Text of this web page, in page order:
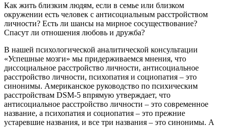
Как жить близким людям, если в семье или близком
окружении есть человек с антисоциальным расстройством
личности? Есть ли шансы на мирное сосуществование?
Спасут ли отношения любовь и дружба?
В нашей психологической аналитической консультации
«Успешные мозги» мы придерживаемся мнения, что
диссоциальное расстройство личности, антисоциальное
расстройство личности, психопатия и социопатия – это
синонимы. Американское руководство по психическим
расстройствам DSM-5 впрямую утверждает, что
антисоциальное расстройство личности – это современное
название, а психопатия и социопатия – это прежние
устаревшие названия, и все три названия – это синонимы. А